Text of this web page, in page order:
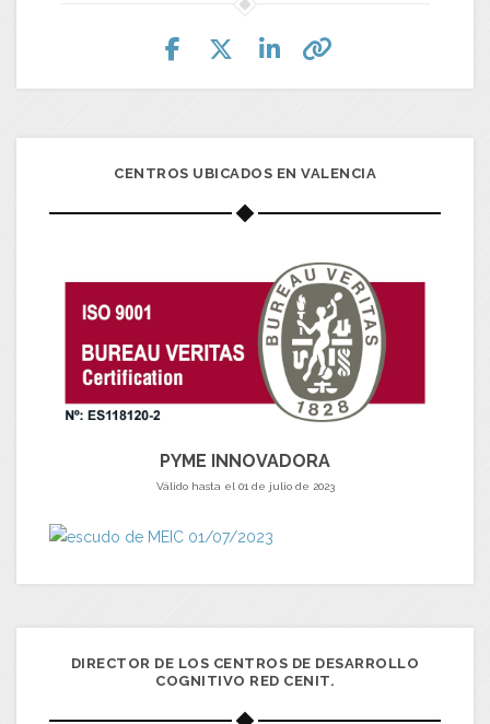
CENTROS UBICADOS EN VALENCIA
PYME INNOVADORA
Válido hasta el 01 de julio de 2023
DIRECTOR DE LOS CENTROS DE DESARROLLO
COGNITIVO RED CENIT.